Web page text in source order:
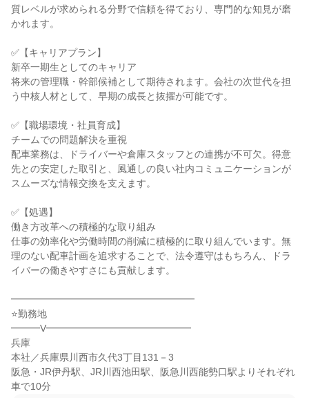
質レベルが求められる分野で信頼を得ており、専門的な知見が磨
かれます。
✅【キャリアプラン】
新卒一期生としてのキャリア
将来の管理職・幹部候補として期待されます。会社の次世代を担
う中核人材として、早期の成長と抜擢が可能です。
✅【職場環境・社員育成】
チームでの問題解決を重視
配車業務は、ドライバーや倉庫スタッフとの連携が不可欠。得意
先との安定した取引と、風通しの良い社内コミュニケーションが
スムーズな情報交換を支えます。
✅【処遇】
働き方改革への積極的な取り組み
仕事の効率化や労働時間の削減に積極的に取り組んでいます。無
理のない配車計画を追求することで、法令遵守はもちろん、ドラ
イバーの働きやすさにも貢献します。
━━━━━━━━━━━━━━━━━━━
⭐勤務地
━━━V━━━━━━━━━━━━━━━
兵庫
本社／兵庫県川西市久代3丁目131－3
阪急・JR伊丹駅、JR川西池田駅、阪急川西能勢口駅よりそれぞれ
車で10分